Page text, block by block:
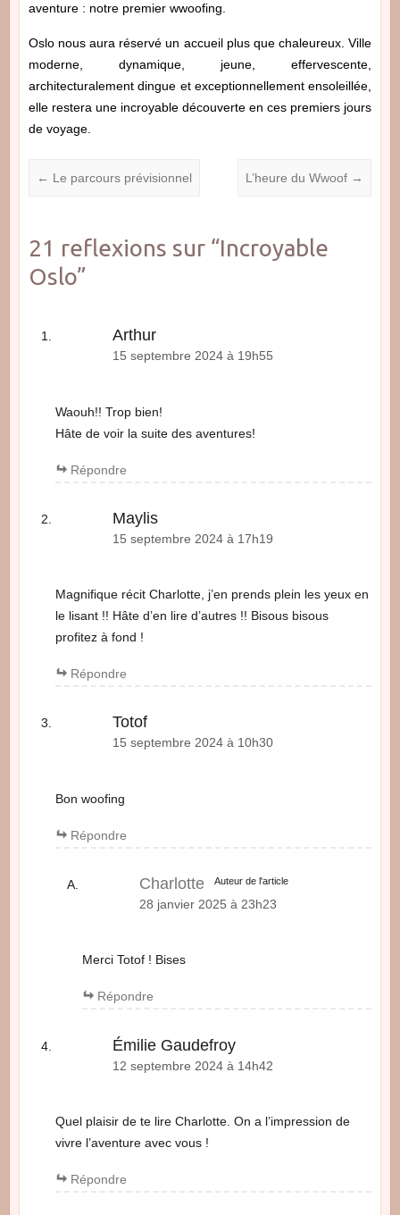
aventure : notre premier wwoofing.
Oslo nous aura réservé un accueil plus que chaleureux. Ville
moderne, dynamique, jeune, effervescente,
architecturalement dingue et exceptionnellement ensoleillée,
elle restera une incroyable découverte en ces premiers jours
de voyage.
← Le parcours prévisionnel L’heure du Wwoof →
21 reflexions sur “Incroyable
Oslo”
Arthur
15 septembre 2024 à 19h55
Waouh!! Trop bien!
Hâte de voir la suite des aventures!
Répondre
Maylis
15 septembre 2024 à 17h19
Magnifique récit Charlotte, j’en prends plein les yeux en
le lisant !! Hâte d’en lire d’autres !! Bisous bisous
profitez à fond !
Répondre
Totof
15 septembre 2024 à 10h30
Bon woofing
Répondre
Charlotte Auteur de l'article
28 janvier 2025 à 23h23
Merci Totof ! Bises
Répondre
Émilie Gaudefroy
12 septembre 2024 à 14h42
Quel plaisir de te lire Charlotte. On a l’impression de
vivre l’aventure avec vous !
Répondre